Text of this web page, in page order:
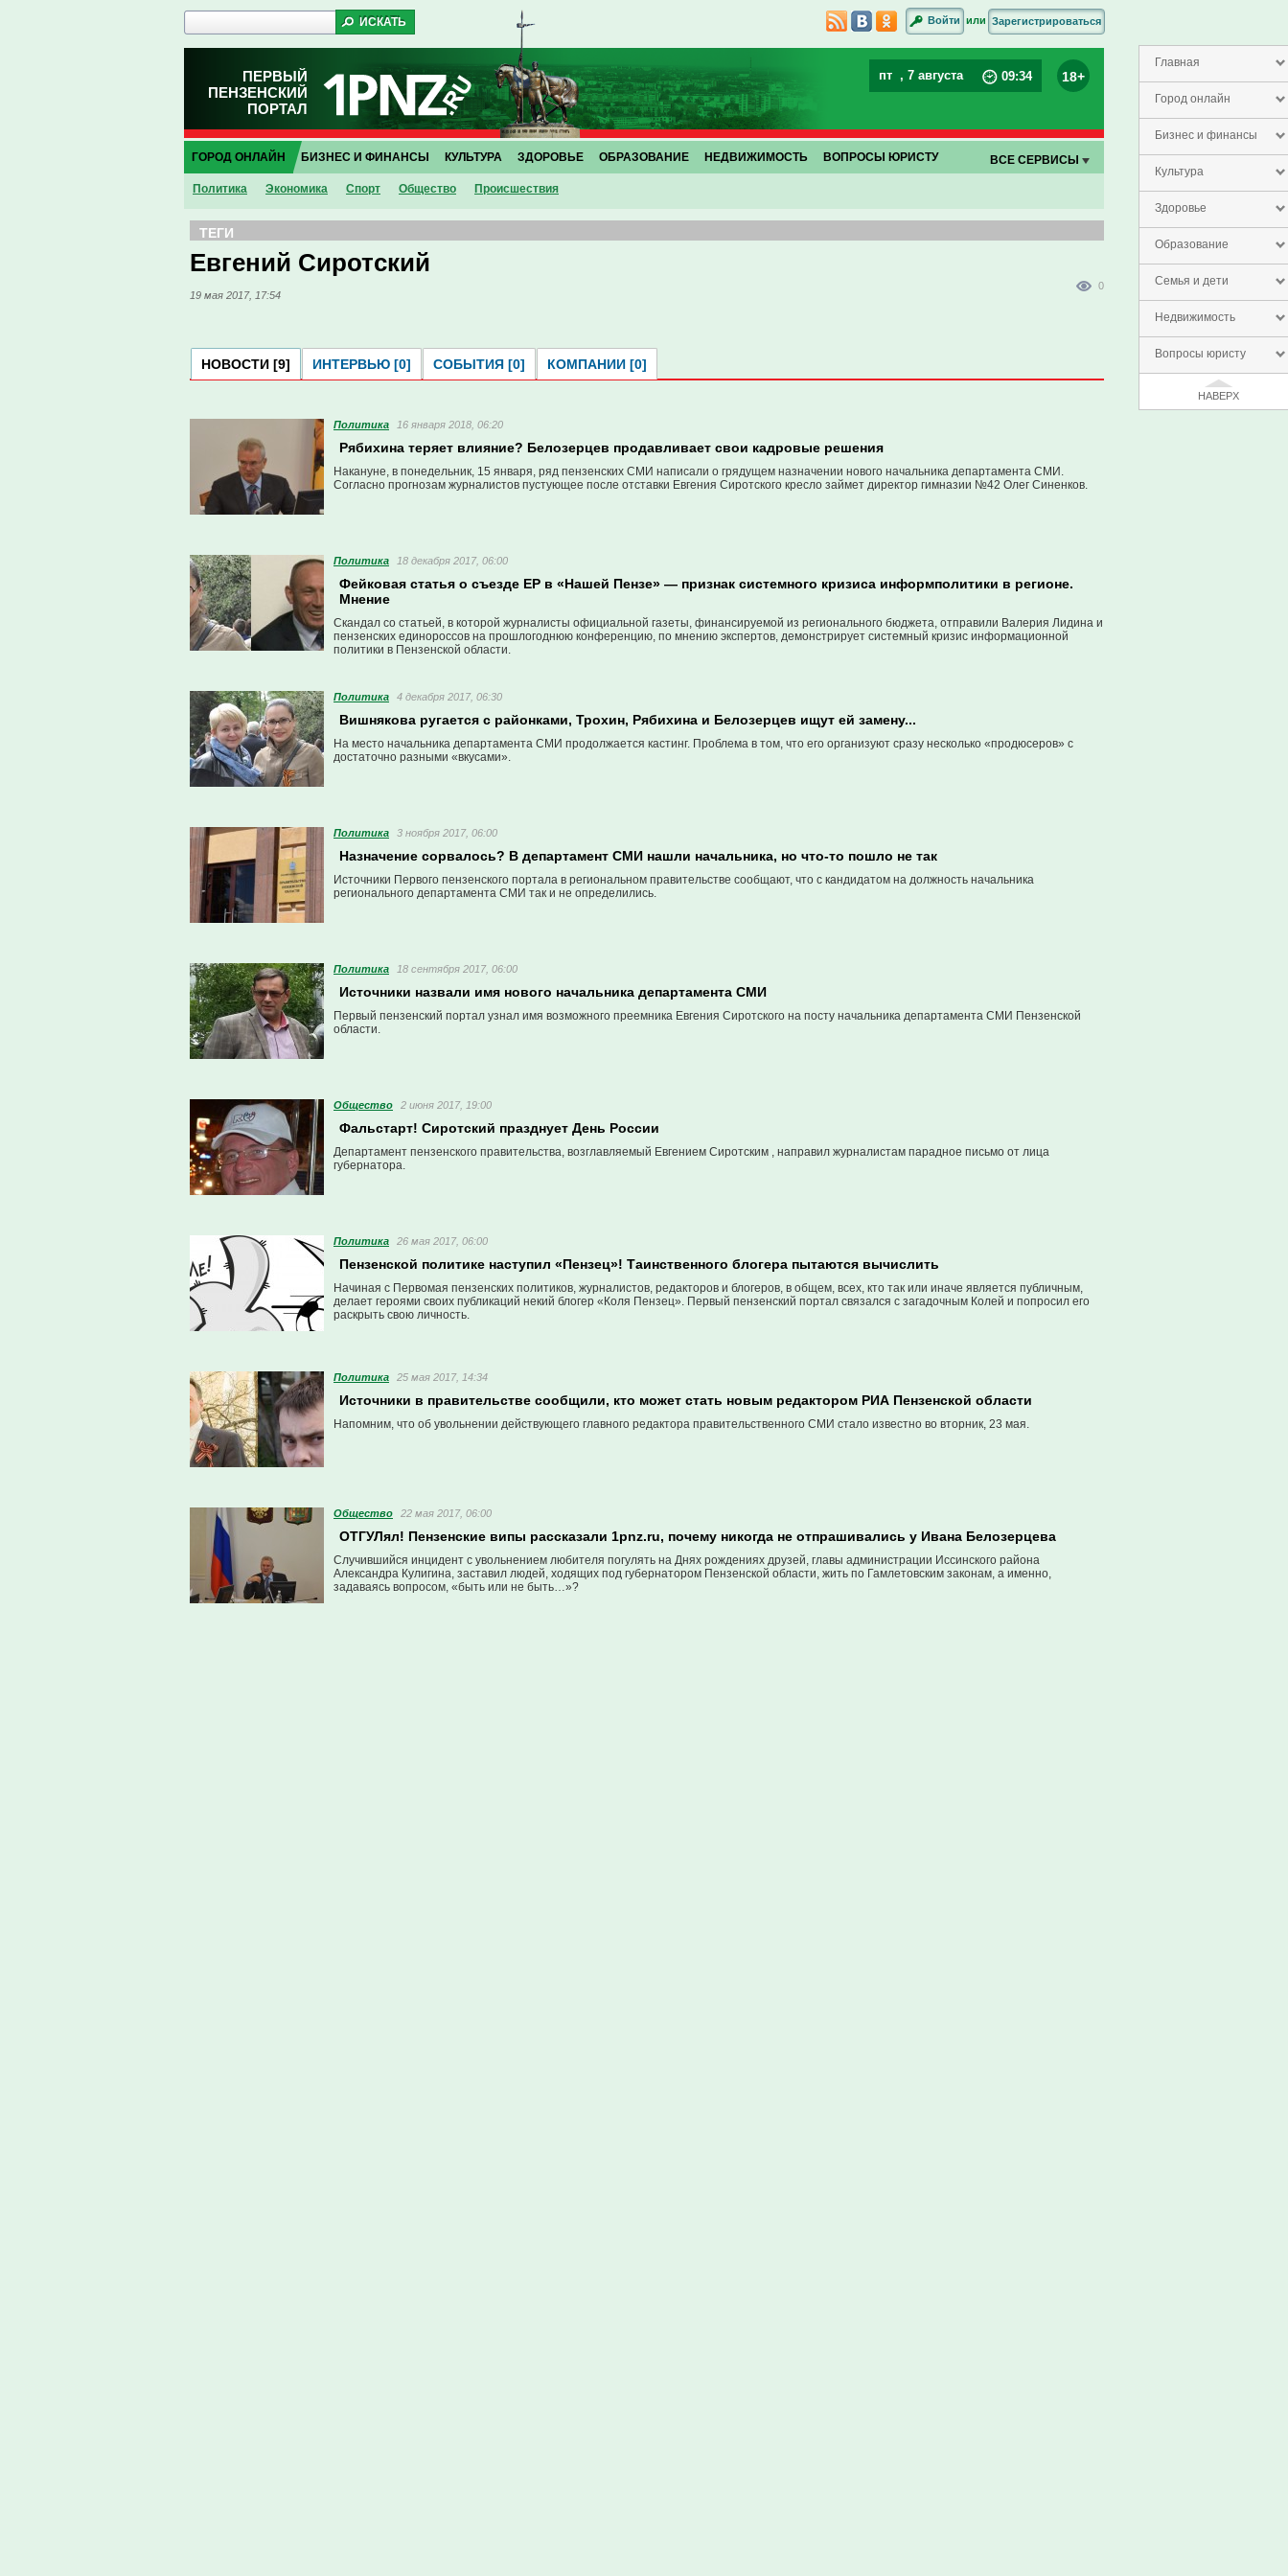
Главная
Город онлайн
Бизнес и финансы
Культура
Здоровье
Образование
Семья и дети
Недвижимость
Вопросы юристу
НАВЕРХ
Войти или Зарегистрироваться
ПЕРВЫЙ
ПЕНЗЕНСКИЙ
ПОРТАЛ
пт , 7 августа 09:34 18+
ГОРОД ОНЛАЙН
Политика Экономика Спорт Общество Проиcшествия
БИЗНЕС И ФИНАНСЫ КУЛЬТУРА ЗДОРОВЬЕ ОБРАЗОВАНИЕ НЕДВИЖИМОСТЬ ВОПРОСЫ ЮРИСТУ ВСЕ СЕРВИСЫ
ТЕГИ
Евгений Сиротский
19 мая 2017, 17:54
0
НОВОСТИ [9] ИНТЕРВЬЮ [0] СОБЫТИЯ [0] КОМПАНИИ [0]
Политика 16 января 2018, 06:20
Рябихина теряет влияние? Белозерцев продавливает свои кадровые решения
Накануне, в понедельник, 15 января, ряд пензенских СМИ написали о грядущем назначении нового начальника департамента СМИ.
Согласно прогнозам журналистов пустующее после отставки Евгения Сиротского кресло займет директор гимназии №42 Олег Синенков.
Политика 18 декабря 2017, 06:00
Фейковая статья о съезде ЕР в «Нашей Пензе» — признак системного кризиса информполитики в регионе.
Мнение
Скандал со статьей, в которой журналисты официальной газеты, финансируемой из регионального бюджета, отправили Валерия Лидина и
пензенских единороссов на прошлогоднюю конференцию, по мнению экспертов, демонстрирует системный кризис информационной
политики в Пензенской области.
Политика 4 декабря 2017, 06:30
Вишнякова ругается с районками, Трохин, Рябихина и Белозерцев ищут ей замену...
На место начальника департамента СМИ продолжается кастинг. Проблема в том, что его организуют сразу несколько «продюсеров» с
достаточно разными «вкусами».
Политика 3 ноября 2017, 06:00
Назначение сорвалось? В департамент СМИ нашли начальника, но что-то пошло не так
Источники Первого пензенского портала в региональном правительстве сообщают, что с кандидатом на должность начальника
регионального департамента СМИ так и не определились.
Политика 18 сентября 2017, 06:00
Источники назвали имя нового начальника департамента СМИ
Первый пензенский портал узнал имя возможного преемника Евгения Сиротского на посту начальника департамента СМИ Пензенской
области.
Общество 2 июня 2017, 19:00
Фальстарт! Сиротский празднует День России
Департамент пензенского правительства, возглавляемый Евгением Сиротским , направил журналистам парадное письмо от лица
губернатора.
Политика 26 мая 2017, 06:00
Пензенской политике наступил «Пензец»! Таинственного блогера пытаются вычислить
Начиная с Первомая пензенских политиков, журналистов, редакторов и блогеров, в общем, всех, кто так или иначе является публичным,
делает героями своих публикаций некий блогер «Коля Пензец». Первый пензенский портал связался с загадочным Колей и попросил его
раскрыть свою личность.
Политика 25 мая 2017, 14:34
Источники в правительстве сообщили, кто может стать новым редактором РИА Пензенской области
Напомним, что об увольнении действующего главного редактора правительственного СМИ стало известно во вторник, 23 мая.
Общество 22 мая 2017, 06:00
ОТГУЛял! Пензенские випы рассказали 1pnz.ru, почему никогда не отпрашивались у Ивана Белозерцева
Случившийся инцидент с увольнением любителя погулять на Днях рождениях друзей, главы администрации Иссинского района
Александра Кулигина, заставил людей, ходящих под губернатором Пензенской области, жить по Гамлетовским законам, а именно,
задаваясь вопросом, «быть или не быть…»?